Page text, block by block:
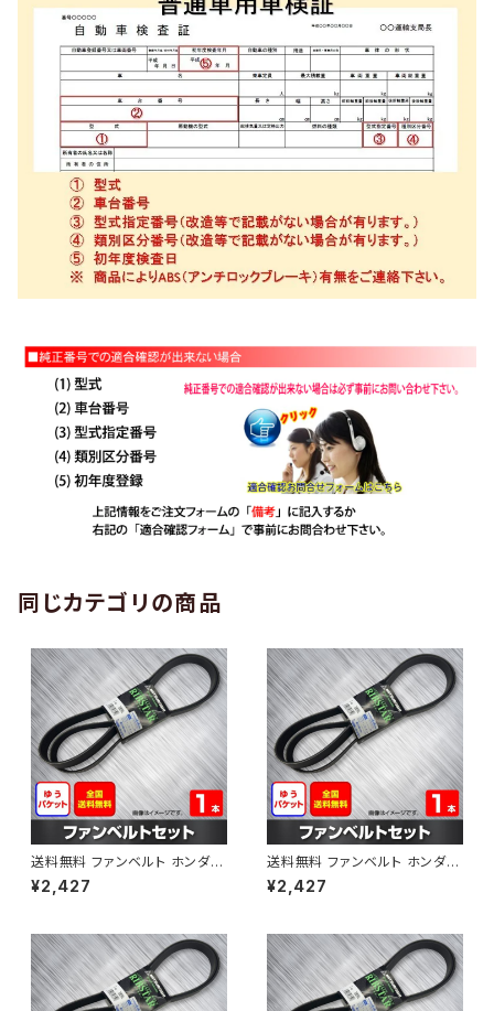
同じカテゴリの商品
送料無料 ファンベルト ホンダ
ゼスト 型式JE1 H18.03～H24.
11 （国内トップメーカー） 1本 H
¥2,427
送料無料 ファンベルト ホンダ ラ
イフ 型式JB6 H15.09～H20.1
1 （国内トップメーカー） 1本 HA
¥2,427